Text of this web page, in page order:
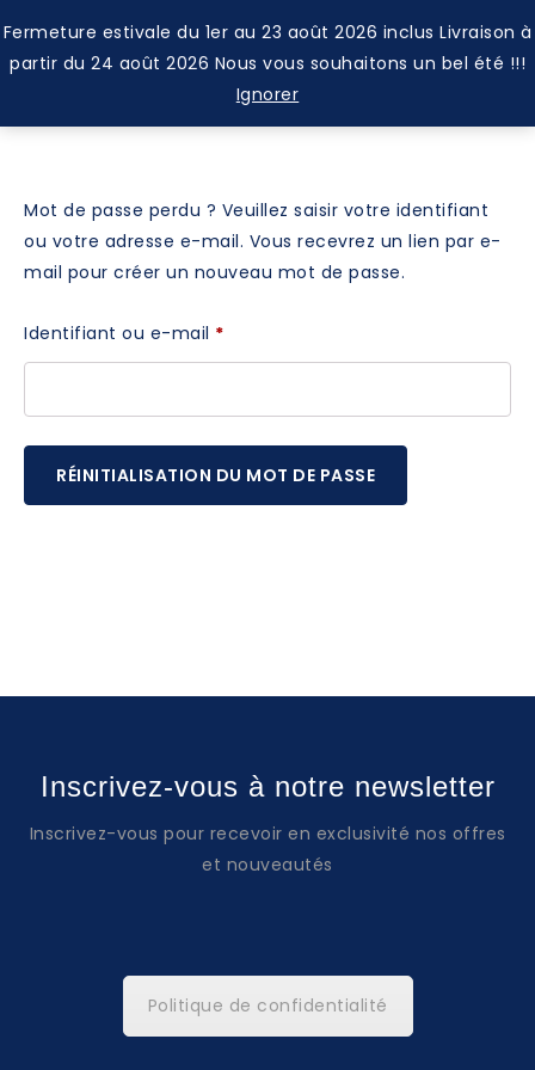
Fermeture estivale du 1er au 23 août 2026 inclus Livraison à
partir du 24 août 2026 Nous vous souhaitons un bel été !!!
Ignorer
0
Mot de passe perdu ? Veuillez saisir votre identifiant
ou votre adresse e-mail. Vous recevrez un lien par e-
mail pour créer un nouveau mot de passe.
Identifiant ou e-mail *
RÉINITIALISATION DU MOT DE PASSE
Inscrivez-vous à notre newsletter
Inscrivez-vous pour recevoir en exclusivité nos offres
et nouveautés
Politique de confidentialité